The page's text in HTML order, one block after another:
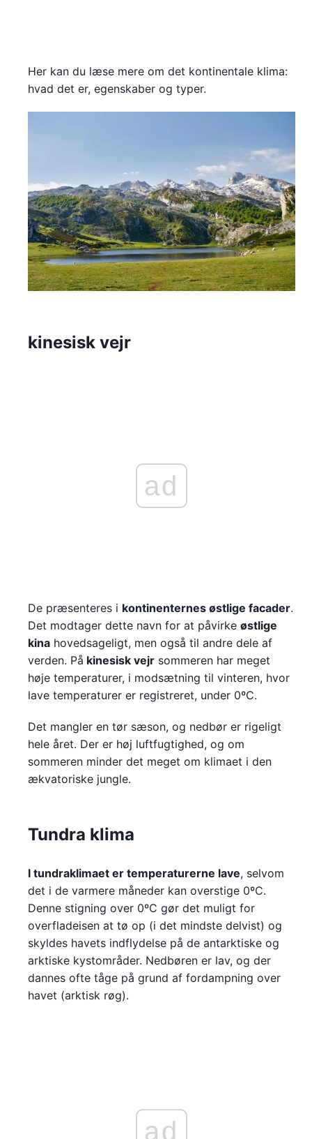
Her kan du læse mere om det kontinentale klima:
hvad det er, egenskaber og typer.
kinesisk vejr
ad
De præsenteres i kontinenternes østlige facader.
Det modtager dette navn for at påvirke østlige
kina hovedsageligt, men også til andre dele af
verden. På kinesisk vejr sommeren har meget
høje temperaturer, i modsætning til vinteren, hvor
lave temperaturer er registreret, under 0ºC.
Det mangler en tør sæson, og nedbør er rigeligt
hele året. Der er høj luftfugtighed, og om
sommeren minder det meget om klimaet i den
ækvatoriske jungle.
Tundra klima
I tundraklimaet er temperaturerne lave, selvom
det i de varmere måneder kan overstige 0ºC.
Denne stigning over 0ºC gør det muligt for
overfladeisen at tø op (i det mindste delvist) og
skyldes havets indflydelse på de antarktiske og
arktiske kystområder. Nedbøren er lav, og der
dannes ofte tåge på grund af fordampning over
havet (arktisk røg).
ad